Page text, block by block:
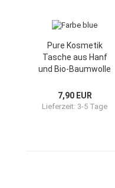
Pure Kosmetik
Tasche aus Hanf
und Bio-Baumwolle
7,90 EUR
Lieferzeit: 3-5 Tage